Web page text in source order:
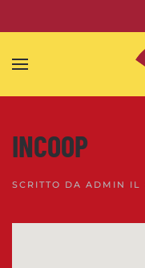
Skip to main content
INCOOP
SCRITTO DA ADMIN IL